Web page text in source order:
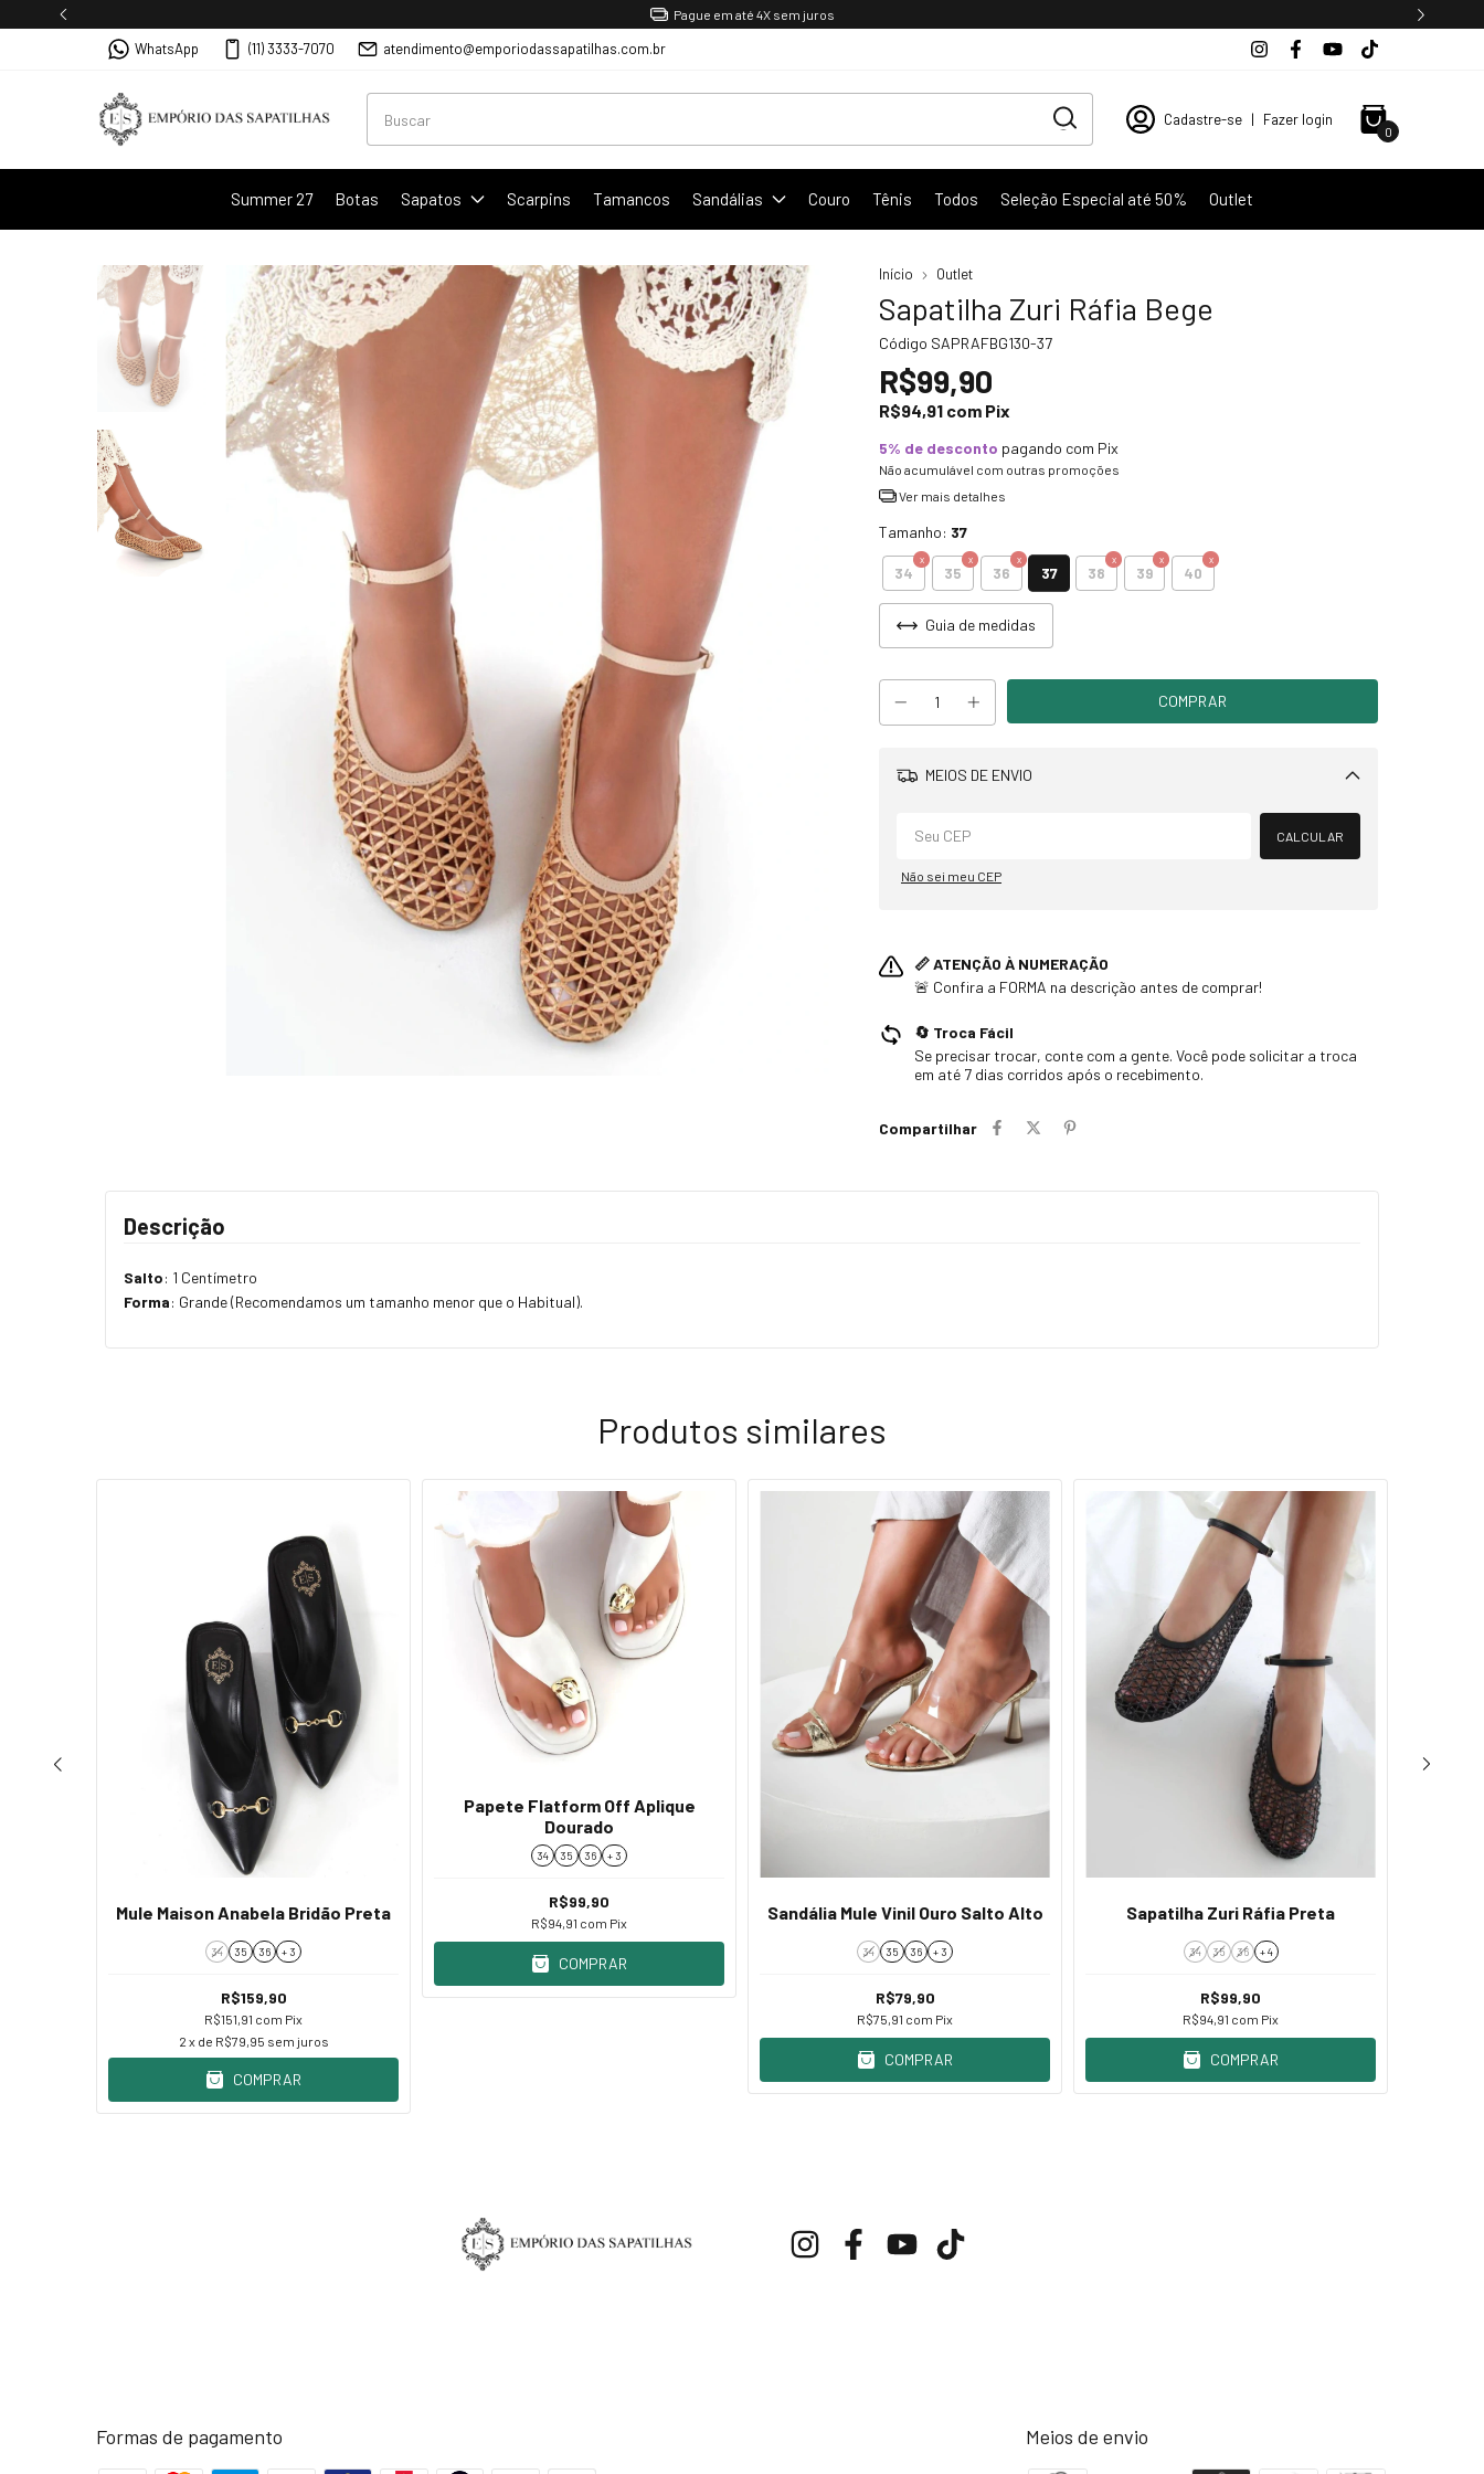
Pague em até 4X sem juros
WhatsApp (11) 3333-7070 atendimento@emporiodassapatilhas.com.br
Cadastre-se | Fazer login
0
Summer 27 Botas Sapatos Scarpins Tamancos Sandálias Couro Tênis Todos Seleção Especial até 50% Outlet
Início Outlet
Sapatilha Zuri Ráfia Bege
Código SAPRAFBG130-37
R$99,90
R$94,91 com Pix
5% de desconto pagando com Pix
Não acumulável com outras promoções
Ver mais detalhes
Tamanho: 37
34 35 36 37 38 39 40
Guia de medidas
MEIOS DE ENVIO
Alterar CEP
CALCULAR
Não sei meu CEP
📏 ATENÇÃO À NUMERAÇÃO
🚨 Confira a FORMA na descrição antes de comprar!
🔄 Troca Fácil
Se precisar trocar, conte com a gente. Você pode solicitar a troca
em até 7 dias corridos após o recebimento.
Compartilhar
Descrição
Salto: 1 Centímetro
Forma: Grande (Recomendamos um tamanho menor que o Habitual).
Produtos similares
Mule Maison Anabela Bridão Preta
34 35 36 + 3
R$159,90
R$151,91 com Pix
2 x de R$79,95 sem juros
COMPRAR
Papete Flatform Off Aplique
Dourado
34 35 36 + 3
R$99,90
R$94,91 com Pix
COMPRAR
Sandália Mule Vinil Ouro Salto Alto
34 35 36 + 3
R$79,90
R$75,91 com Pix
COMPRAR
Sapatilha Zuri Ráfia Preta
34 35 36 + 4
R$99,90
R$94,91 com Pix
COMPRAR
Formas de pagamento Meios de envio